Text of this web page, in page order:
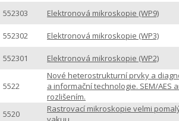
552303 Elektronová mikroskopie (WP9)
552302 Elektronová mikroskopie (WP3)
552301 Elektronová mikroskopie (WP2)
5522
Nové heterostrukturní prvky a
a informační technologie. SEM/AES
rozlišením.
5520
Rastrovací mikroskopie velmi